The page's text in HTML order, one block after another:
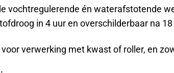
vochtregulerende én waterafstotende
in 4 uur en overschilderbaar na
voor verwerking met kwast of roller, en